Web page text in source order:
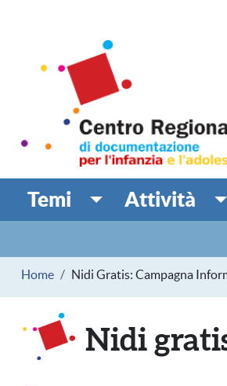
Centro
Navigazione
Temi Attività
Briciole di pane
Home Nidi Gratis: Campagna
Nidi